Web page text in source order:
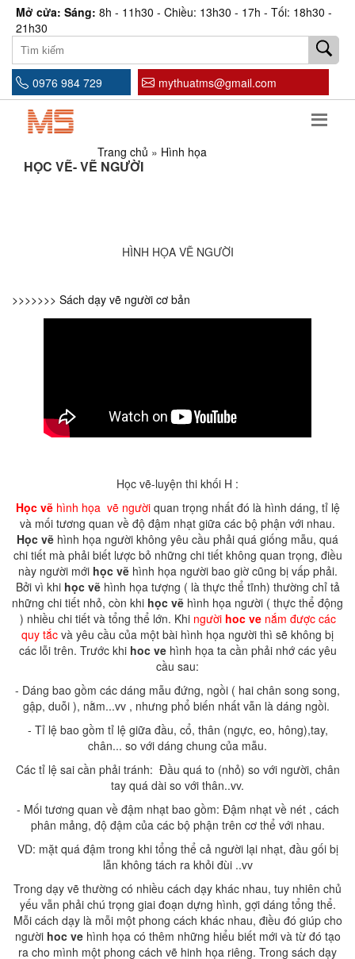
Mở cửa: Sáng: 8h - 11h30 - Chiều: 13h30 - 17h - Tối: 18h30 -
21h30
0976 984 729 mythuatms@gmail.com
Trang chủ » Hình họa
HỌC VẼ- VẼ NGƯỜI
HÌNH HỌA VẼ NGƯỜI
>>>>>>> Sách dạy vẽ người cơ bản
Học vẽ-luyện thi khối H :
Học vẽhình họa vẽ người quan trọng nhất đó là hình dáng, tỉ lệ
và mối tương quan về độ đậm nhạt giữa các bộ phận với nhau.
Học vẽ hình họa người không yêu cầu phải quá giống mẫu, quá
chi tiết mà phải biết lược bỏ những chi tiết không quan trọng, điều
này người mới học vẽ hình họa người bao giờ cũng bị vấp phải.
Bởi vì khi học vẽhình họa tượng ( là thực thể tĩnh) thường chỉ tả
những chi tiết nhỏ, còn khi học vẽ hình họa người ( thực thể động
) nhiều chi tiết và tổng thể lớn. Khi người hoc venắm được các
quy tắc và yêu cầu của một bài hình họa người thì sẽ không bị
các lỗi trên. Trước khi hoc vehình họa ta cần phải nhớ các yêu
cầu sau:
- Dáng bao gồm các dáng mẫu đứng, ngồi ( hai chân song song,
gập, duỗi ), nằm...vv , nhưng phổ biến nhất vẫn là dáng ngồi.
- Tỉ lệ bao gồm tỉ lệ giữa đầu, cổ, thân (ngực, eo, hông),tay,
chân... so với dáng chung của mẫu.
Các tỉ lệ sai cần phải tránh: Đầu quá to (nhỏ) so với người, chân
tay quá dài so với thân..vv.
- Mối tương quan về đậm nhạt bao gồm: Đậm nhạt về nét , cách
phân mảng, độ đậm của các bộ phận trên cơ thể với nhau.
VD: mặt quá đậm trong khi tổng thể cả người lại nhạt, đầu gối bị
lẫn không tách ra khỏi đùi ..vv
Trong dạy vẽ thường có nhiều cách dạy khác nhau, tuy nhiên chủ
yếu vẫn phải chú trọng giai đoạn dựng hình, gợi dáng tổng thể.
Mỗi cách dạy là mỗi một phong cách khác nhau, điều đó giúp cho
người hoc vehình họa có thêm những hiểu biết mới và từ đó tạo
ra cho mình một phong cách vẽ hinh họa riêng. Trong sách dạy